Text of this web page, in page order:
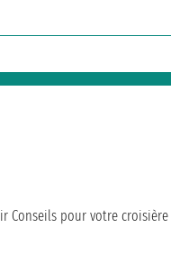
Conseils pour votre croisière